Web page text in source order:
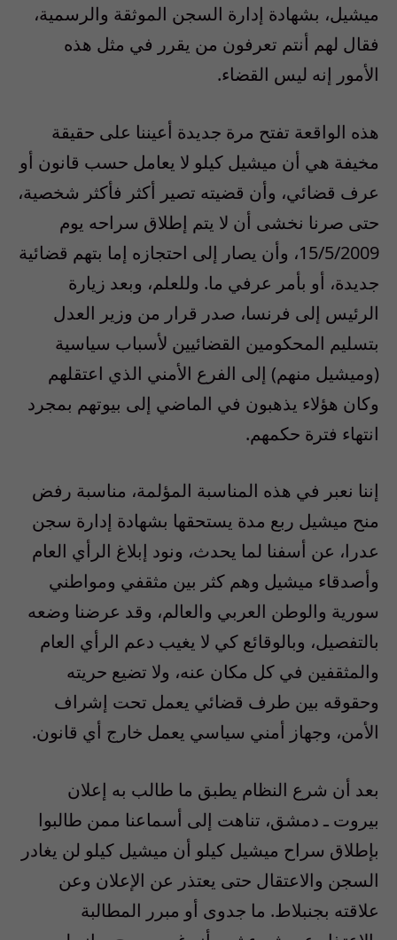
ميشيل، بشهادة إدارة السجن الموثقة والرسمية،
فقال لهم أنتم تعرفون من يقرر في مثل هذه
الأمور إنه ليس القضاء.
هذه الواقعة تفتح مرة جديدة أعيننا على حقيقة
مخيفة هي أن ميشيل كيلو لا يعامل حسب قانون أو
عرف قضائي، وأن قضيته تصير أكثر فأكثر شخصية،
حتى صرنا نخشى أن لا يتم إطلاق سراحه يوم
15/5/2009، وأن يصار إلى احتجازه إما بتهم قضائية
جديدة، أو بأمر عرفي ما. وللعلم، وبعد زيارة
الرئيس إلى فرنسا، صدر قرار من وزير العدل
بتسليم المحكومين القضائيين لأسباب سياسية
(وميشيل منهم) إلى الفرع الأمني الذي اعتقلهم
وكان هؤلاء يذهبون في الماضي إلى بيوتهم بمجرد
انتهاء فترة حكمهم.
إننا نعبر في هذه المناسبة المؤلمة، مناسبة رفض
منح ميشيل ربع مدة يستحقها بشهادة إدارة سجن
عدرا، عن أسفنا لما يحدث، ونود إبلاغ الرأي العام
وأصدقاء ميشيل وهم كثر بين مثقفي ومواطني
سورية والوطن العربي والعالم، وقد عرضنا وضعه
بالتفصيل، وبالوقائع كي لا يغيب دعم الرأي العام
والمثقفين في كل مكان عنه، ولا تضيع حريته
وحقوقه بين طرف قضائي يعمل تحت إشراف
الأمن، وجهاز أمني سياسي يعمل خارج أي قانون.
بعد أن شرع النظام يطبق ما طالب به إعلان
بيروت ـ دمشق، تناهت إلى أسماعنا ممن طالبوا
بإطلاق سراح ميشيل كيلو أن ميشيل كيلو لن يغادر
السجن والاعتقال حتى يعتذر عن الإعلان وعن
علاقته بجنبلاط. ما جدوى أو مبرر المطالبة